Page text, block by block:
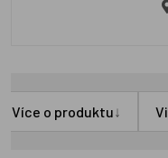
Více o produktu↓